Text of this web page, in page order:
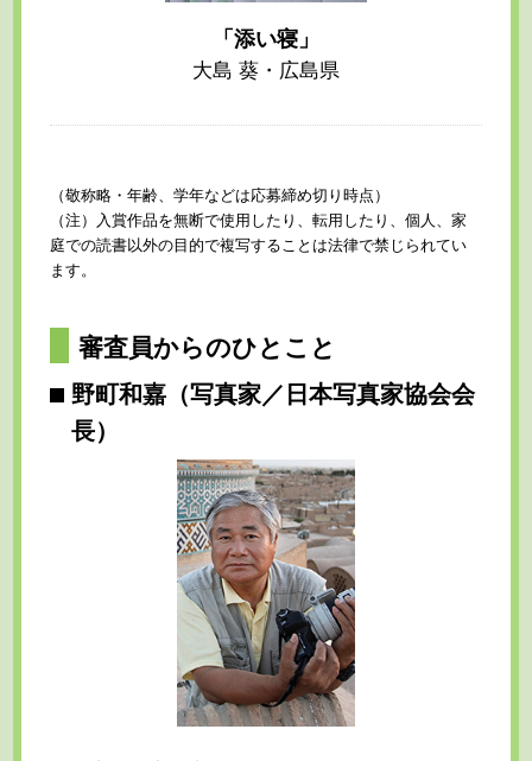
「添い寝」
大島 葵・広島県
（敬称略・年齢、学年などは応募締め切り時点）
（注）入賞作品を無断で使用したり、転用したり、個人、家
庭での読書以外の目的で複写することは法律で禁じられてい
ます。
審査員からのひとこと
野町和嘉（写真家／日本写真家協会会
長）